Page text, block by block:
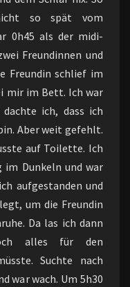
so spät vom
0h45 als der midi-
Freundinnen und
Freundin schlief im
mir im Bett. Ich war
ich, dass ich
Aber weit gefehlt.
auf Toilette. Ich
Dunkeln und war
aufgestanden und
um die Freundin
Da las ich dann
alles für den
Suchte nach
war wach. Um 5h30